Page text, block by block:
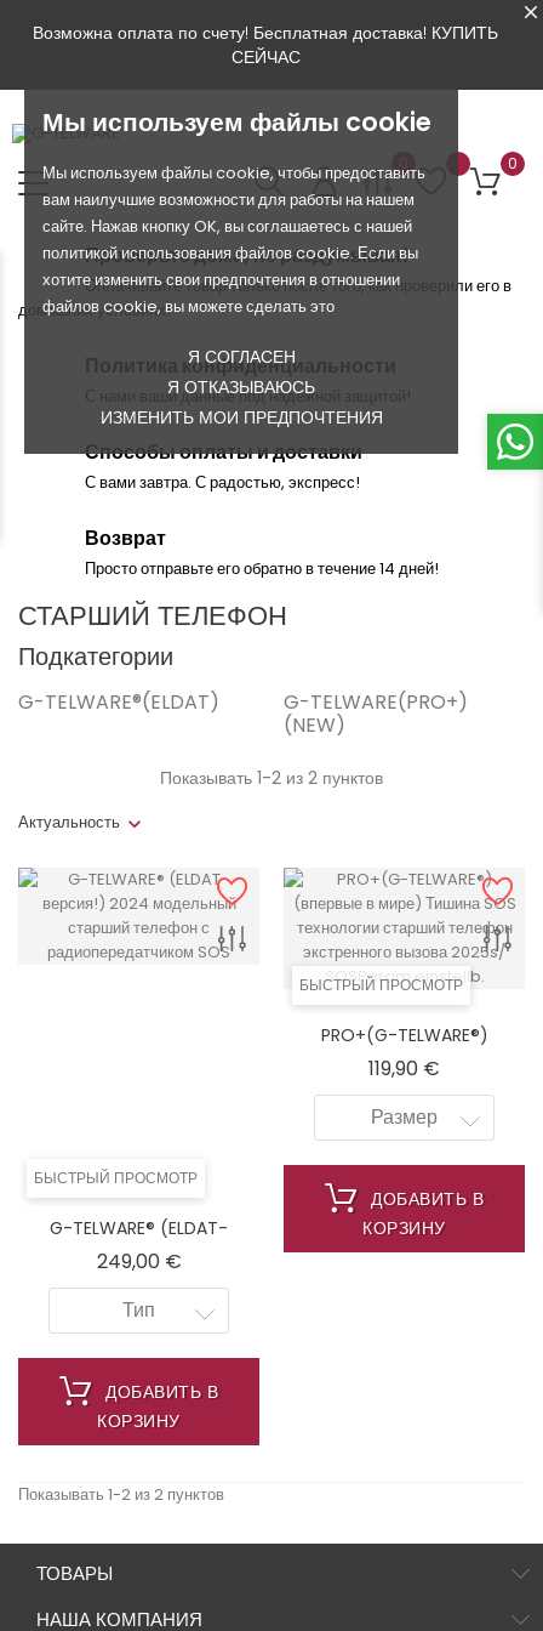
Мы используем файлы cookie
Мы используем файлы cookie, чтобы предоставить
вам наилучшие возможности для работы на нашем
сайте. Нажав кнопку OK, вы соглашаетесь с нашей
политикой использования файлов cookie. Если вы
хотите изменить свои предпочтения в отношении
файлов cookie, вы можете сделать это
Я СОГЛАСЕН
Я ОТКАЗЫВАЮСЬ
ИЗМЕНИТЬ МОИ ПРЕДПОЧТЕНИЯ
Возможна оплата по счету! Бесплатная доставка! КУПИТЬ
СЕЙЧАС
0
Проверьте дома, не раздумывая!
Оплачивайте товар только после того, как проверили его в
домашних условиях!
Политика конфиденциальности
С нами ваши данные под надежной защитой!
Способы оплаты и доставки
С вами завтра. С радостью, экспресс!
Возврат
Просто отправьте его обратно в течение 14 дней!
СТАРШИЙ ТЕЛЕФОН
Подкатегории
G-TELWARE®(ELDAT)
G-TELWARE(PRO+)
(NEW)
Актуальность
Показывать 1-2 из 2 пунктов
БЫСТРЫЙ ПРОСМОТР
G-TELWARE® (ELDAT-
Версия!) 2024 Модельный
Радиопередатчиком SOS
249,00 €Цена
Тип
КОРЗИНУ
БЫСТРЫЙ ПРОСМОТР
PRO+(G-TELWARE®)
(впервые В Мире) Тишина
Телефон Экстренного Вызова
2025s/ SOSParam.einstellb.
119,90 €
Размер
КОРЗИНУ
Показывать 1-2 из 2 пунктов
ТОВАРЫ
НАША КОМПАНИЯ